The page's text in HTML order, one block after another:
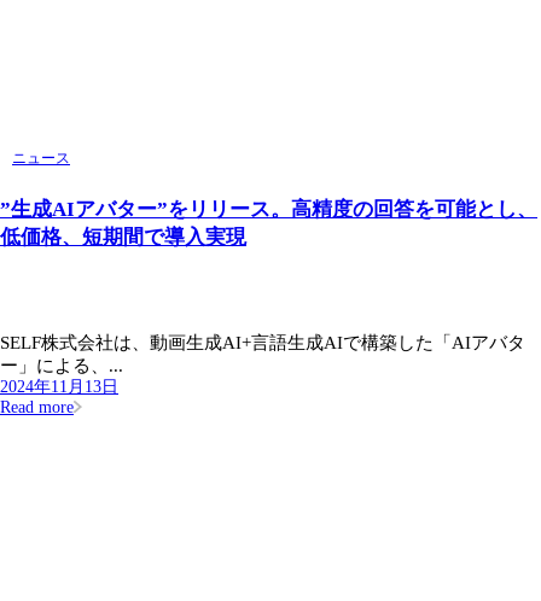
ニュース
”生成AIアバター”をリリース。高精度の回答を可能とし、
低価格、短期間で導入実現
SELF株式会社は、動画生成AI+言語生成AIで構築した「AIアバタ
ー」による、...
2024年11月13日
Read more